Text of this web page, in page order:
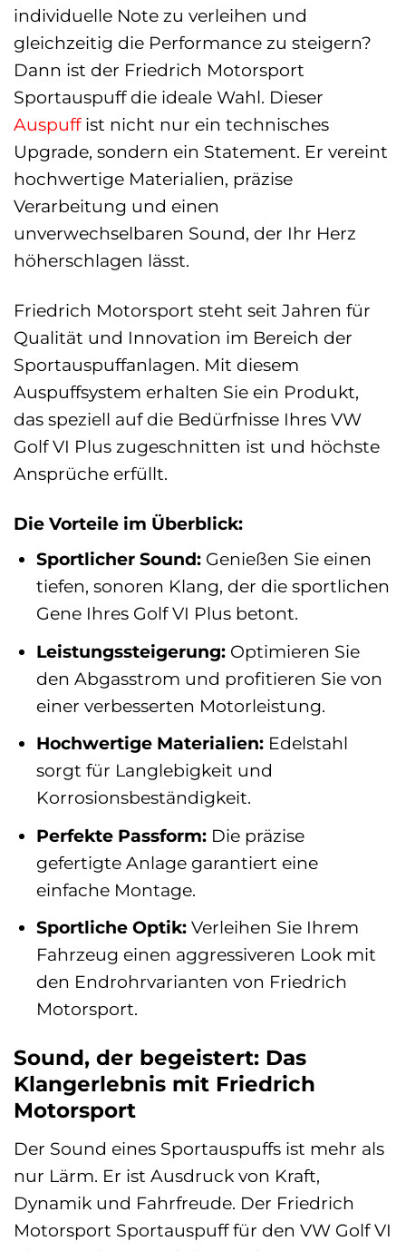
individuelle Note zu verleihen und
gleichzeitig die Performance zu steigern?
Dann ist der Friedrich Motorsport
Sportauspuff die ideale Wahl. Dieser
Auspuffist nicht nur ein technisches
Upgrade, sondern ein Statement. Er vereint
hochwertige Materialien, präzise
Verarbeitung und einen
unverwechselbaren Sound, der Ihr Herz
höherschlagen lässt.
Friedrich Motorsport steht seit Jahren für
Qualität und Innovation im Bereich der
Sportauspuffanlagen. Mit diesem
Auspuffsystem erhalten Sie ein Produkt,
das speziell auf die Bedürfnisse Ihres VW
Golf VI Plus zugeschnitten ist und höchste
Ansprüche erfüllt.
Die Vorteile im Überblick:
Sportlicher Sound:Genießen Sie einen
tiefen, sonoren Klang, der die sportlichen
Gene Ihres Golf VI Plus betont.
Leistungssteigerung:Optimieren Sie
den Abgasstrom und profitieren Sie von
einer verbesserten Motorleistung.
Hochwertige Materialien:Edelstahl
sorgt für Langlebigkeit und
Korrosionsbeständigkeit.
Perfekte Passform:Die präzise
gefertigte Anlage garantiert eine
einfache Montage.
Sportliche Optik:Verleihen Sie Ihrem
Fahrzeug einen aggressiveren Look mit
den Endrohrvarianten von Friedrich
Motorsport.
Sound, der begeistert: Das
Klangerlebnis mit Friedrich
Motorsport
Der Sound eines Sportauspuffs ist mehr als
nur Lärm. Er ist Ausdruck von Kraft,
Dynamik und Fahrfreude. Der Friedrich
Motorsport Sportauspuff für den VW Golf VI